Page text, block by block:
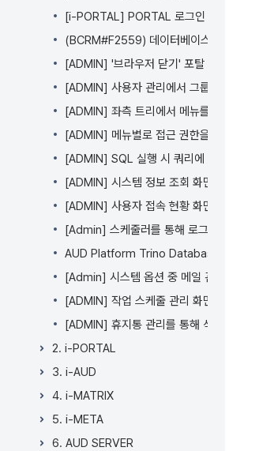
[i-PORTAL] PORTAL 로그인 화면의 로
(BCRM#F2559) 데이터베이스 관리 >
[ADMIN] '브라우저 닫기' 포탈 로그아웃
[ADMIN] 사용자 관리에서 그룹 편집 시
[ADMIN] 좌측 트리에서 메뉴를 검색할 수
[ADMIN] 메뉴별로 접근 권한을 설정할 수
[ADMIN] SQL 실행 시 쿼리에 작성한 주
[ADMIN] 시스템 정보 조회 화면에서
[ADMIN] 사용자 접속 현황 화면
[Admin] 스케줄러를 통해 로그 데이터를
AUD Platform Trino Database 연동 가
[Admin] 시스템 옵션 중 메일 관련 옵션이
[ADMIN] 작업 스케줄 관리 화면에서 스
[ADMIN] 휴지통 관리를 통해 삭제된 데이
2. i-PORTAL
3. i-AUD
4. i-MATRIX
5. i-META
6. AUD SERVER